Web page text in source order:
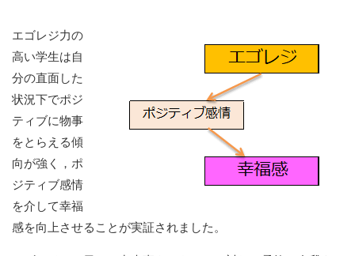
エゴレジ力の
高い学生は自
分の直面した
状況下でポジ
ティブに物事
をとらえる傾
向が強く，ポ
ジティブ感情
を介して幸福
感を向上させることが実証されました。